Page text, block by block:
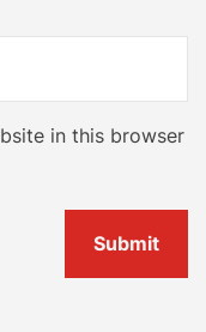
in this browser